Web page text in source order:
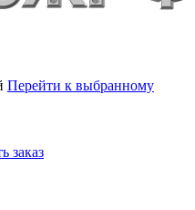
Перейти к выбранному
заказ